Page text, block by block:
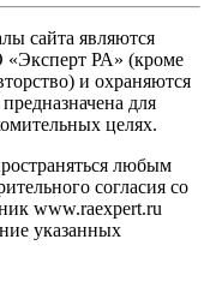
сайта являются
«Эксперт РА» (кроме
и охраняются
для
целях.
любым
согласия со
www.raexpert.ru
указанных